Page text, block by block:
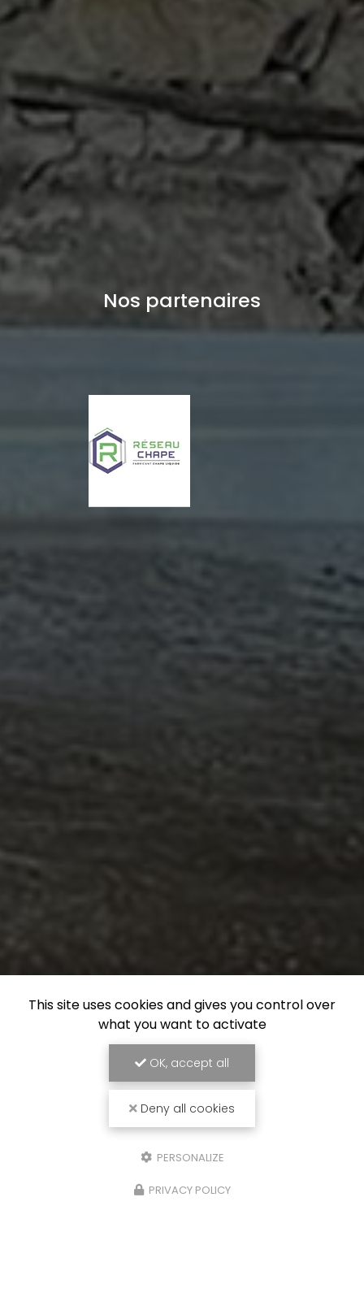
Nos partenaires
This site uses cookies and gives you control over
what you want to activate
OK, accept all
Deny all cookies
PERSONALIZE
PRIVACY POLICY